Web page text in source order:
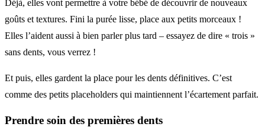
Déjà, elles vont permettre à votre bébé de découvrir de nouveaux
goûts et textures. Fini la purée lisse, place aux petits morceaux !
Elles l’aident aussi à bien parler plus tard – essayez de dire « trois »
sans dents, vous verrez !
Et puis, elles gardent la place pour les dents définitives. C’est
comme des petits placeholders qui maintiennent l’écartement parfait.
Prendre soin des premières dents